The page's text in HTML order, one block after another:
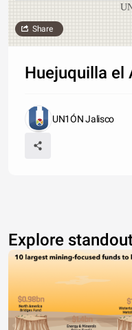
Share
Huejuquilla el
UN1ÓN Jalisco
Explore